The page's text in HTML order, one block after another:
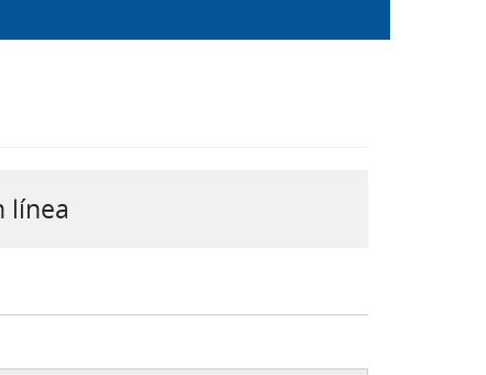
línea